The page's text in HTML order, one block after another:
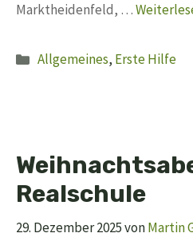
Marktheidenfeld, …
Kategorien
Allgemeines, Erste Hilfe
Realschule
29. Dezember 2025vonMartin